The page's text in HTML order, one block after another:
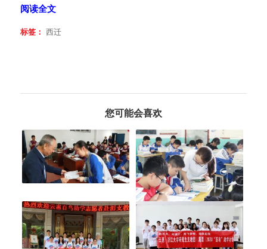
阅读全文
标签： 西迁
您可能会喜欢